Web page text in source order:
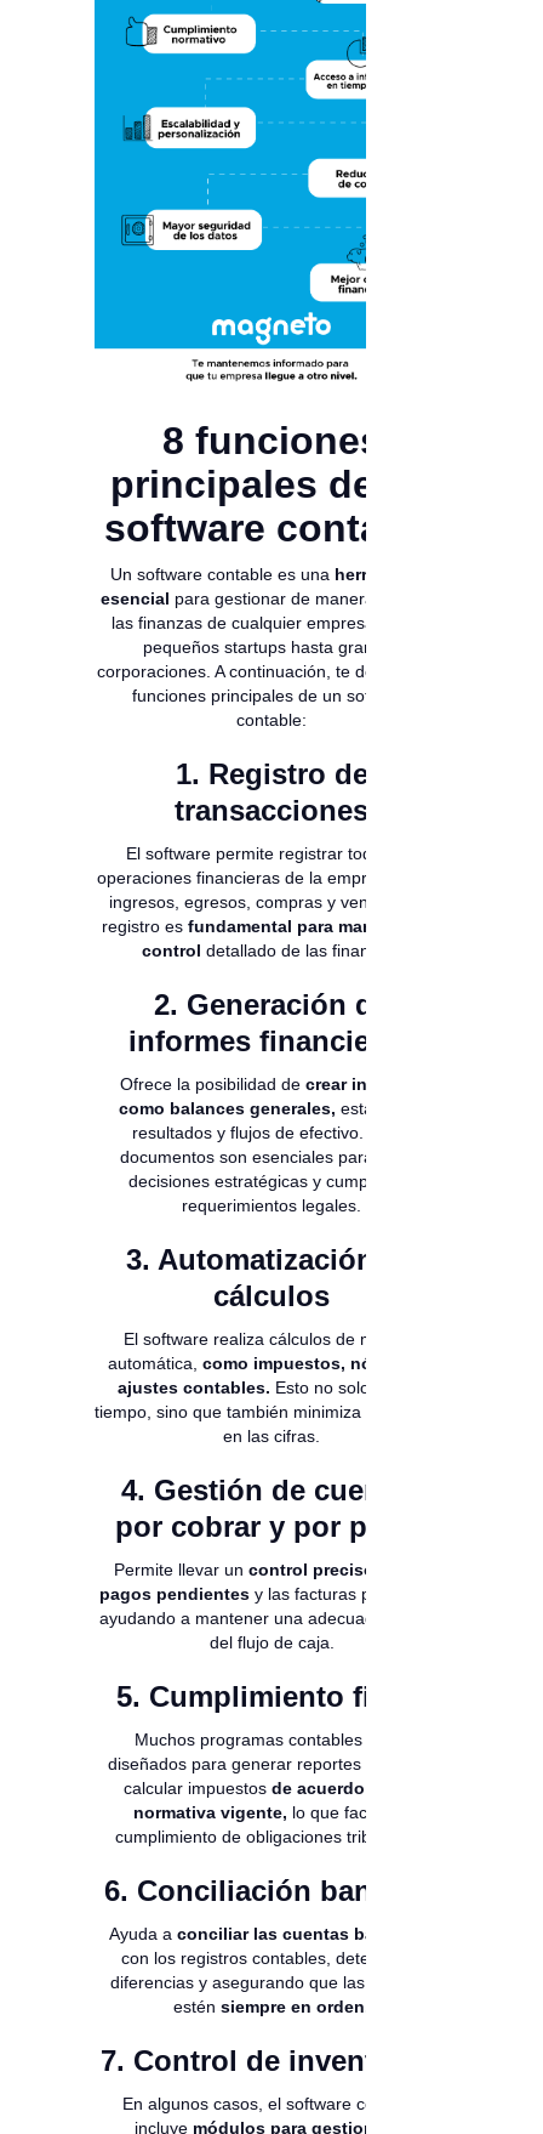
8 funciones
principales de un
software contable
Un software contable es una herramienta
esencial para gestionar de manera eficiente
las finanzas de cualquier empresa, desde
pequeños startups hasta grandes
corporaciones. A continuación, te describo las
funciones principales de un software
contable:
1. Registro de
transacciones
El software permite registrar todas las
operaciones financieras de la empresa, como
ingresos, egresos, compras y ventas. Este
registro es fundamental para mantener un
control detallado de las finanzas.
2. Generación de
informes financieros
Ofrece la posibilidad de crear informes
como balances generales, estados de
resultados y flujos de efectivo. Estos
documentos son esenciales para tomar
decisiones estratégicas y cumplir con
requerimientos legales.
3. Automatización de
cálculos
El software realiza cálculos de manera
automática, como impuestos, nóminas y
ajustes contables. Esto no solo ahorra
tiempo, sino que también minimiza los errores
en las cifras.
4. Gestión de cuentas
por cobrar y por pagar
Permite llevar un control preciso de los
pagos pendientesy las facturas por cobrar,
ayudando a mantener una adecuada gestión
del flujo de caja.
5. Cumplimiento fiscal
Muchos programas contables están
diseñados para generar reportes fiscales y
calcular impuestos de acuerdo con la
normativa vigente, lo que facilita el
cumplimiento de obligaciones tributarias.
6. Conciliación bancaria
Ayuda a conciliar las cuentas bancarias
con los registros contables, detectando
diferencias y asegurando que las finanzas
estén siempre en orden.
7. Control de inventarios
En algunos casos, el software contable
incluye módulos para gestionar el